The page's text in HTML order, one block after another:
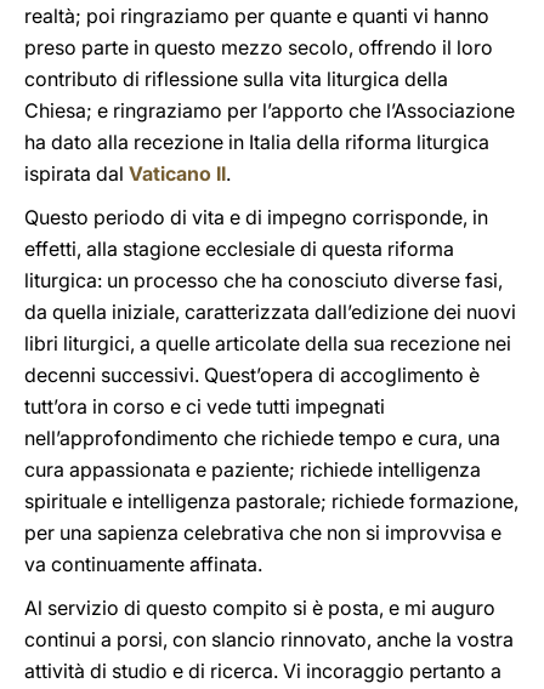
realtà; poi ringraziamo per quante e quanti vi hanno
preso parte in questo mezzo secolo, offrendo il loro
contributo di riflessione sulla vita liturgica della
Chiesa; e ringraziamo per l’apporto che l’Associazione
ha dato alla recezione in Italia della riforma liturgica
ispirata dal Vaticano II.
Questo periodo di vita e di impegno corrisponde, in
effetti, alla stagione ecclesiale di questa riforma
liturgica: un processo che ha conosciuto diverse fasi,
da quella iniziale, caratterizzata dall’edizione dei nuovi
libri liturgici, a quelle articolate della sua recezione nei
decenni successivi. Quest’opera di accoglimento è
tutt’ora in corso e ci vede tutti impegnati
nell’approfondimento che richiede tempo e cura, una
cura appassionata e paziente; richiede intelligenza
spirituale e intelligenza pastorale; richiede formazione,
per una sapienza celebrativa che non si improvvisa e
va continuamente affinata.
Al servizio di questo compito si è posta, e mi auguro
continui a porsi, con slancio rinnovato, anche la vostra
attività di studio e di ricerca. Vi incoraggio pertanto a